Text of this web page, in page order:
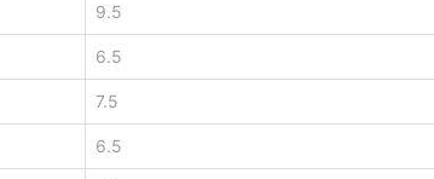
9.5
6.5
7.5
6.5